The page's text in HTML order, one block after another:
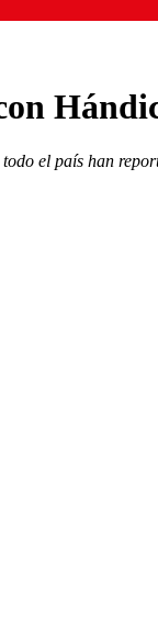
el país han